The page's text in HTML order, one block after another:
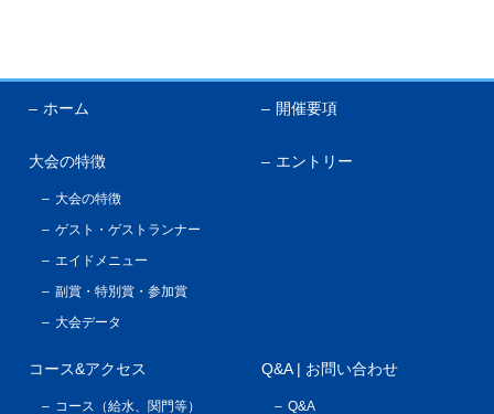
ホーム 開催要項
大会の特徴
大会の特徴
ゲスト・ゲストランナー
エイドメニュー
副賞・特別賞・参加賞
大会データ
エントリー
コース&アクセス
コース（給水、関門等）
Q&A | お問い合わせ
Q&A